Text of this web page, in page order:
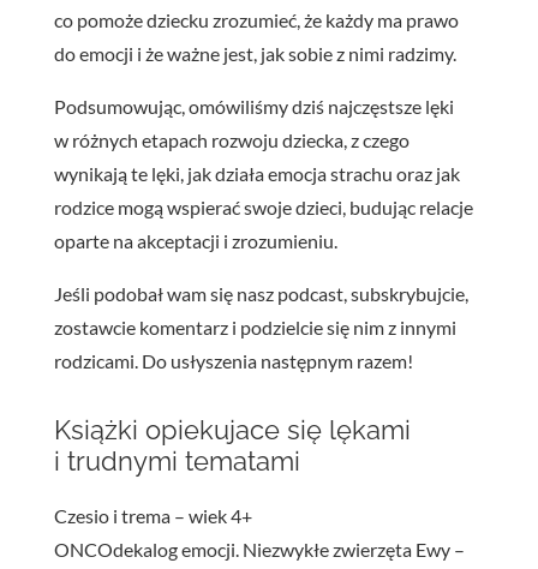
co pomoże dziecku zrozumieć, że każdy ma prawo
do emocji i że ważne jest, jak sobie z nimi radzimy.
Podsumowując, omówiliśmy dziś najczęstsze lęki
w różnych etapach rozwoju dziecka, z czego
wynikają te lęki, jak działa emocja strachu oraz jak
rodzice mogą wspierać swoje dzieci, budując relacje
oparte na akceptacji i zrozumieniu.
Jeśli podobał wam się nasz podcast, subskrybujcie,
zostawcie komentarz i podzielcie się nim z innymi
rodzicami. Do usłyszenia następnym razem!
Książki opiekujace się lękami
i trudnymi tematami
Czesio i trema – wiek 4+
ONCOdekalog emocji. Niezwykłe zwierzęta Ewy –